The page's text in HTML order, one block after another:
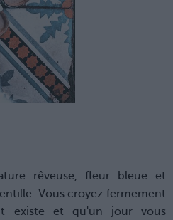
rêveuse, fleur bleue et
Vous croyez fermement
existe et qu'un jour vous